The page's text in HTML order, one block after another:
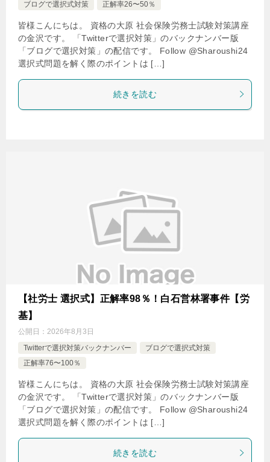
ブログで選択式対策 正解率26〜50％
皆様こんにちは。 資格の大原 社会保険労務士試験対策講座
の金沢です。 「Twitterで選択対策」のバックナンバー版
「ブログで選択対策」の配信です。 Follow @Sharoushi24
選択式問題を解く際のポイントは […]
続きを読む
【社労士 選択式】正解率98％！白石営林署事件【労
基】
公開日： 2026年8月3日
Twitterで選択対策バックナンバー
ブログで選択式対策
正解率76〜100％
皆様こんにちは。 資格の大原 社会保険労務士試験対策講座
の金沢です。 「Twitterで選択対策」のバックナンバー版
「ブログで選択対策」の配信です。 Follow @Sharoushi24
選択式問題を解く際のポイントは […]
続きを読む